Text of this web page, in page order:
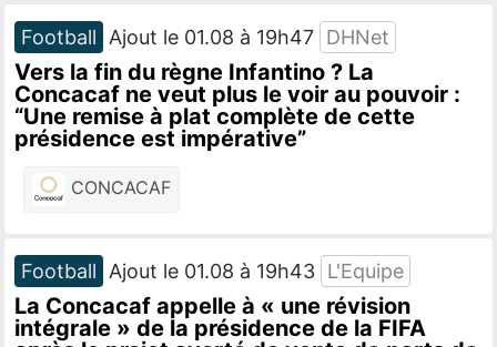
Football Ajout le 01.08 à 19h47 DHNet
Vers la fin du règne Infantino ? La
Concacaf ne veut plus le voir au pouvoir :
“Une remise à plat complète de cette
présidence est impérative”
CONCACAF
Football Ajout le 01.08 à 19h43 L'Equipe
La Concacaf appelle à « une révision
intégrale » de la présidence de la FIFA